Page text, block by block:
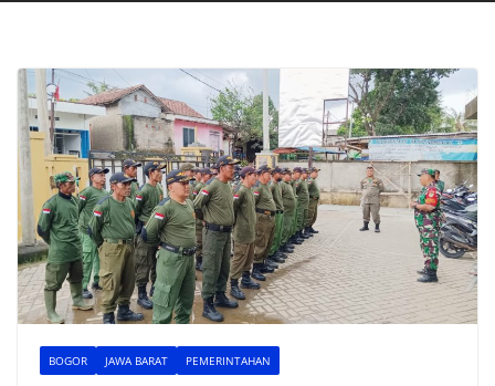
BOGOR JAWA BARAT PEMERINTAHAN